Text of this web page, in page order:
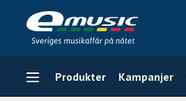
content
Produkter Kampanjer